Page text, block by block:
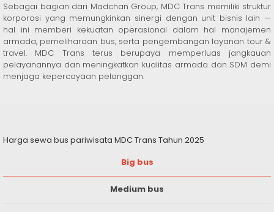
Sebagai bagian dari Madchan Group, MDC Trans memiliki struktur
korporasi yang memungkinkan sinergi dengan unit bisnis lain —
hal ini memberi kekuatan operasional dalam hal manajemen
armada, pemeliharaan bus, serta pengembangan layanan tour &
travel. MDC Trans terus berupaya memperluas jangkauan
pelayanannya dan meningkatkan kualitas armada dan SDM demi
menjaga kepercayaan pelanggan.
Harga sewa bus pariwisata MDC Trans Tahun 2025
Big bus
Medium bus